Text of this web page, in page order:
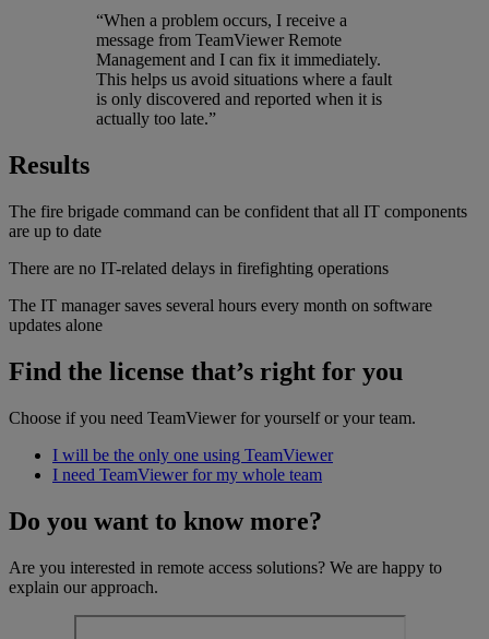
“When a problem occurs, I receive a
message from TeamViewer Remote
Management and I can fix it immediately.
This helps us avoid situations where a fault
is only discovered and reported when it is
actually too late.”
Results
The fire brigade command can be confident that all IT components
are up to date
There are no IT-related delays in firefighting operations
The IT manager saves several hours every month on software
updates alone
Find the license that’s right for you
Choose if you need TeamViewer for yourself or your team.
I will be the only one using TeamViewer
I need TeamViewer for my whole team
Do you want to know more?
Are you interested in remote access solutions? We are happy to
explain our approach.